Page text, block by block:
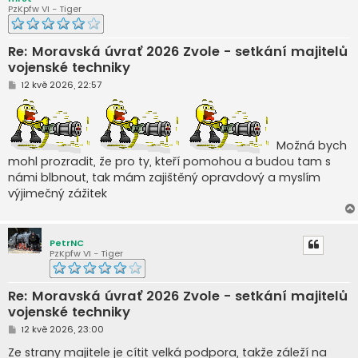
PzKpfw VI - Tiger
Re: Moravská úvrať 2026 Zvole - setkání majitelů
vojenské techniky
P
í
s
p
ě
v
e
k
12 kvě 2026, 22:57
Možná bych
mohl prozradit, že pro ty, kteří pomohou a budou tam s
námi blbnout, tak mám zajištěný opravdový a myslím
výjimečný zážitek
PetrNC
PzKpfw VI - Tiger
Re: Moravská úvrať 2026 Zvole - setkání majitelů
vojenské techniky
P
í
12 kvě 2026, 23:00
Ze strany majitele je cítit velká podpora, takže záleží na